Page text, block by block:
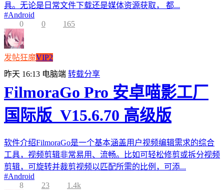
具。无论是日常文件下载还是媒体资源获取， 都...
#Android
0
0 165
发帖狂魔VIP2
昨天 16:13 电脑端 转载分享
FilmoraGo Pro 安卓喵影工厂
国际版_V15.6.70 高级版
软件介绍FilmoraGo是一个基本涵盖用户视频编辑需求的综合
工具，视频剪辑非常易用、流畅。比如可轻松修剪或拆分视频
剪辑，可旋转并裁剪视频以匹配所需的比例，可添...
#Android
8
23 1.4k